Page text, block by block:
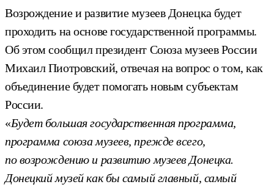
Возрождение и развитие музеев Донецка будет
проходить на основе государственной программы.
Об этом сообщил президент Союза музеев России
Михаил Пиотровский, отвечая на вопрос о том, как
объединение будет помогать новым субъектам
России.
«Будет большая государственная программа,
программа союза музеев, прежде всего,
по возрождению и развитию музеев Донецка.
Донецкий музей как бы самый главный, самый